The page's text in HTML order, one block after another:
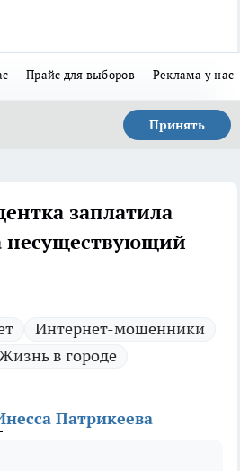
Прайс для выборов Реклама у нас
Принять
заплатила
Интернет-мошенники
в городе
Патрикеева